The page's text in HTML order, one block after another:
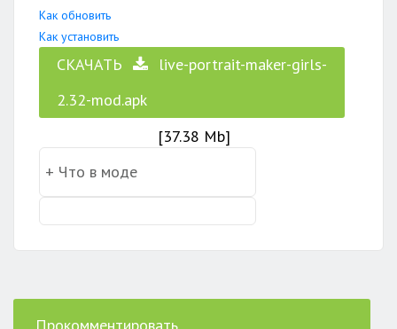
Как обновить
Как установить
СКАЧАТЬ
live-portrait-maker-girls-
2.32-mod.apk
[37.38 Mb]